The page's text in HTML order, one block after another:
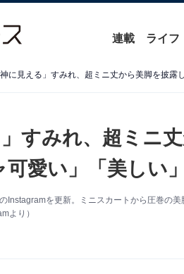
連載 ライフ
神に見える」すみれ、超ミニ丈から美脚を披露
」すみれ、超ミニ
愛い」「美しい」
Instagramを更新。ミニスカートから圧巻の
より）